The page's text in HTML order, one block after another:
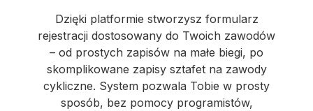
Dzięki platformie stworzysz formularz
rejestracji dostosowany do Twoich zawodów
– od prostych zapisów na małe biegi, po
skomplikowane zapisy sztafet na zawody
cykliczne. System pozwala Tobie w prosty
sposób, bez pomocy programistów,